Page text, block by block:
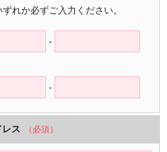
れか必ずご入力ください。
-
-
ス （必須）